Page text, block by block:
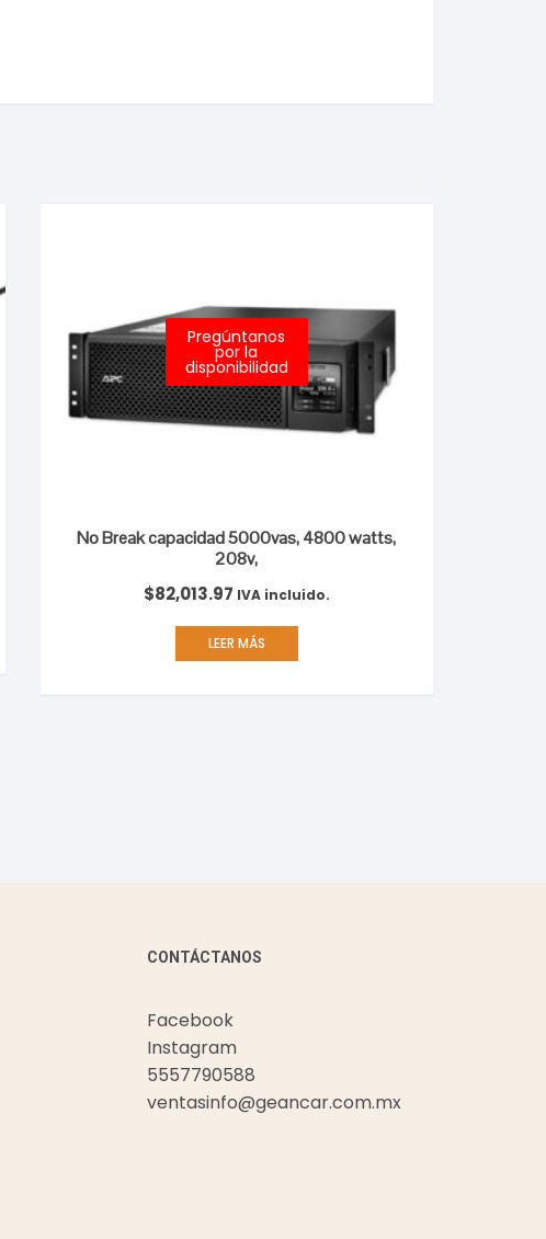
Pregúntanos
por la
disponibilidad
No Break capacidad 5000vas, 4800 watts,
208v,
$82,013.97 IVA incluido.
LEER MÁS
CONTÁCTANOS
Facebook
Instagram
5557790588
ventasinfo@geancar.com.mx